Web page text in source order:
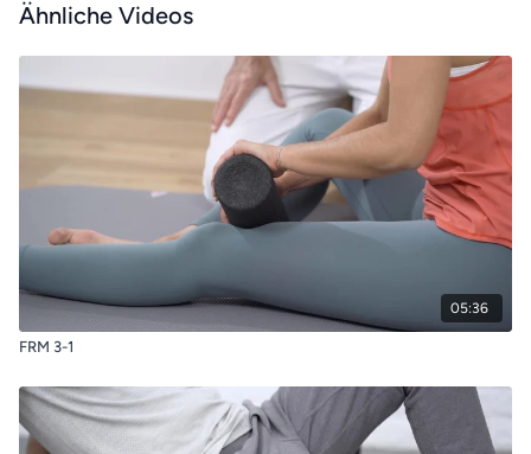
Ähnliche Videos
05:36
FRM 3-1